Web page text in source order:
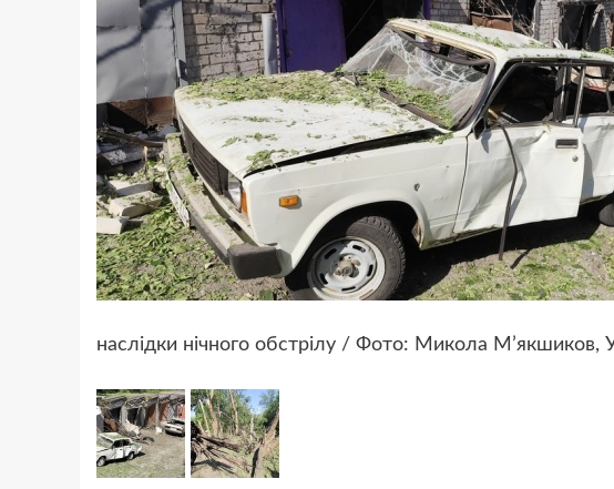
наслідки нічного обстрілу / Фото: Микола М’якшиков,